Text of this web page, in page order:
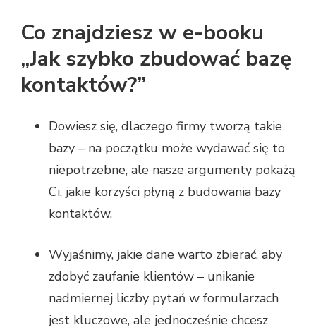
Co znajdziesz w e-booku
„Jak szybko zbudować bazę
kontaktów?”
Dowiesz się, dlaczego firmy tworzą takie
bazy – na początku może wydawać się to
niepotrzebne, ale nasze argumenty pokażą
Ci, jakie korzyści płyną z budowania bazy
kontaktów.
Wyjaśnimy, jakie dane warto zbierać, aby
zdobyć zaufanie klientów – unikanie
nadmiernej liczby pytań w formularzach
jest kluczowe, ale jednocześnie chcesz